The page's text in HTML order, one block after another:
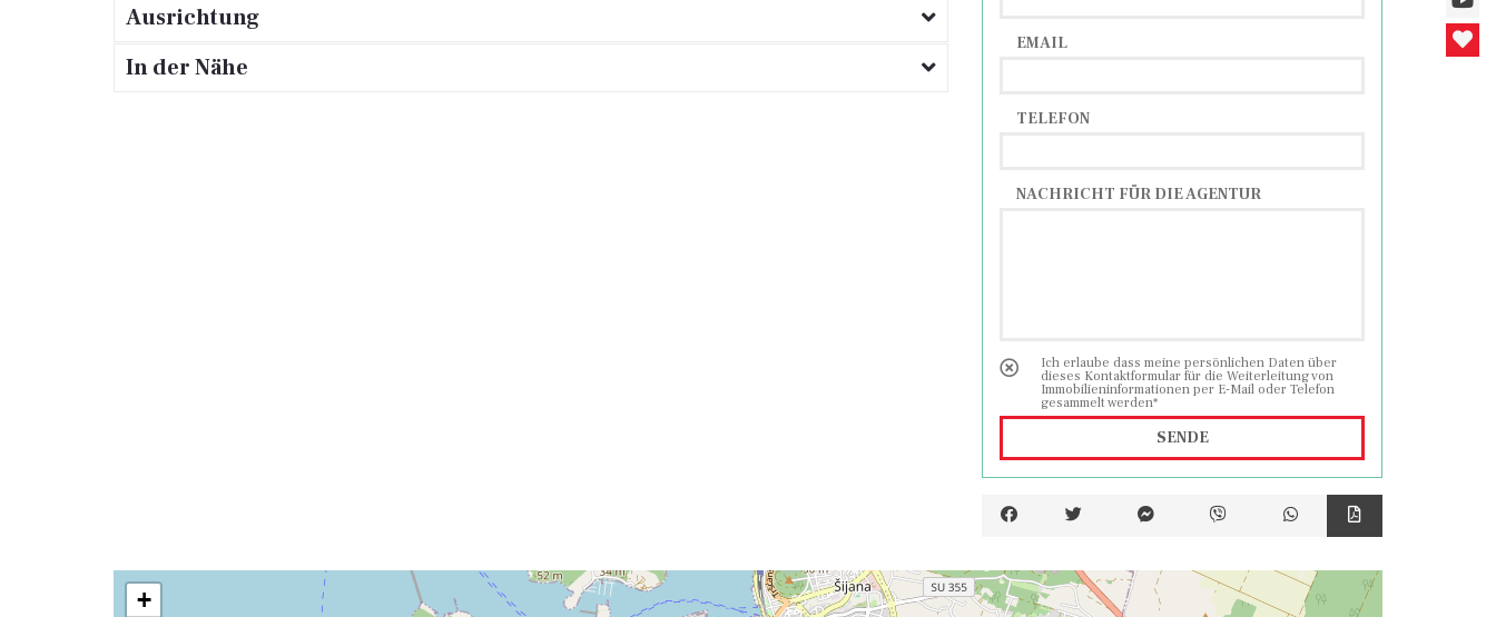
Ausrichtung
In der Nähe
EMAIL
TELEFON
NACHRICHT FÜR DIE AGENTUR
Ich erlaube dass meine persönlichen Daten über
dieses Kontaktformular für die Weiterleitung von
Immobilieninformationen per E-Mail oder Telefon
gesammelt werden*
SENDE
+